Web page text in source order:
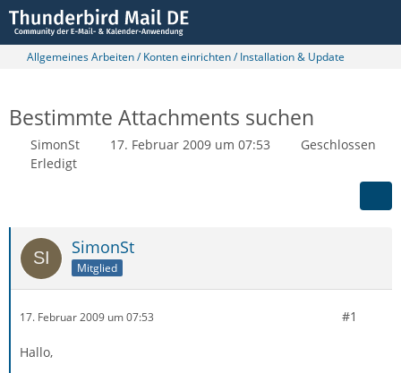
Allgemeines Arbeiten / Konten einrichten / Installation & Update
Bestimmte Attachments suchen
SimonSt 17. Februar 2009 um 07:53
Geschlossen
Erledigt
SimonSt
Mitglied
17. Februar 2009 um 07:53 #1
Hallo,